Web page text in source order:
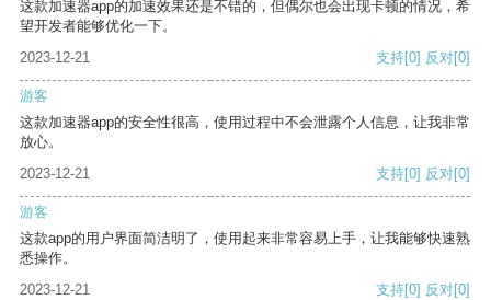
这款加速器app的加速效果还是不错的，但偶尔也会出现卡顿的情况，希
望开发者能够优化一下。
2023-12-21
支持[0] 反对[0]
游客
这款加速器app的安全性很高，使用过程中不会泄露个人信息，让我非常
放心。
2023-12-21
支持[0] 反对[0]
游客
这款app的用户界面简洁明了，使用起来非常容易上手，让我能够快速熟
悉操作。
2023-12-21
支持[0] 反对[0]